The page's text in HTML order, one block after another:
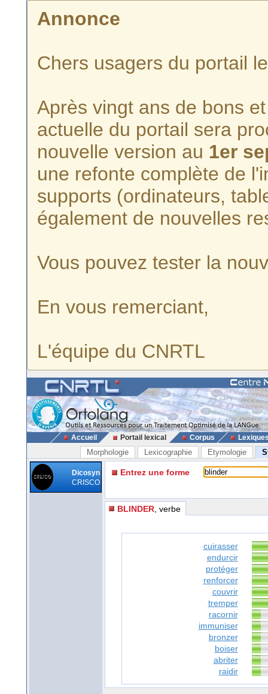
Annonce
Chers usagers du portail
Après vingt ans de bons
actuelle du portail sera
nouvelle version au 1er
une refonte complète de
supports (ordinateurs,
également de nouvelles
Vous pouvez tester la
En vous remerciant,
L'équipe du CNRTL
Accueil Portail lexical Corpus
Morphologie Lexicographie Etymologie
Dicosyn
CRISCO
Entrez une forme
BLINDER , verbe
cuirasser
endurcir
protéger
renforcer
couvrir
tremper
racornir
immuniser
bronzer
boiser
abriter
raidir